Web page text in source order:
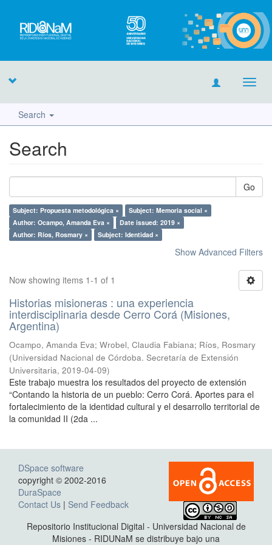
Search
Search
Go
Subject: Propuesta metodológica ×
Subject: Memoria social ×
Author: Ocampo, Amanda Eva ×
Date issued: 2019 ×
Author: Ríos, Rosmary ×
Subject: Identidad ×
Show Advanced Filters
Now showing items 1-1 of 1
Historias misioneras : una experiencia
interdisciplinaria desde Cerro Corá (Misiones,
Argentina)
Ocampo, Amanda Eva; Wrobel, Claudia Fabiana; Ríos, Rosmary
(Universidad Nacional de Córdoba. Secretaría de Extensión
Universitaria, 2019-04-09)
Este trabajo muestra los resultados del proyecto de extensión
“Contando la historia de un pueblo: Cerro Corá. Aportes para el
fortalecimiento de la identidad cultural y el desarrollo territorial de
la comunidad II (2da ...
DSpace software
copyright © 2002-2016
DuraSpace
Contact Us | Send Feedback
Repositorio Institucional Digital - Universidad Nacional de
Misiones - RIDUNaM se distribuye bajo una